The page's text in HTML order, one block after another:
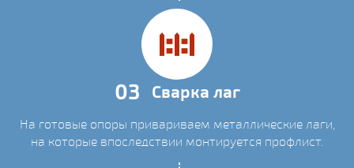
03 Сварка лаг
На готовые опоры привариваем металлические лаги,
на которые впоследствии монтируется профлист.